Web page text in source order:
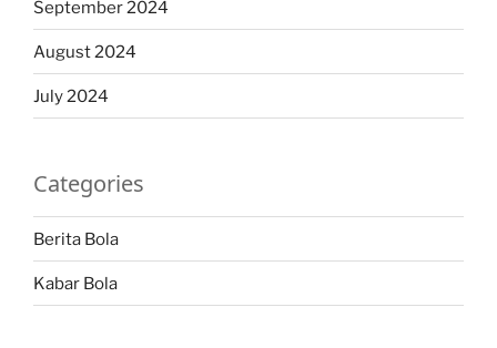
September 2024
August 2024
July 2024
Categories
Berita Bola
Kabar Bola